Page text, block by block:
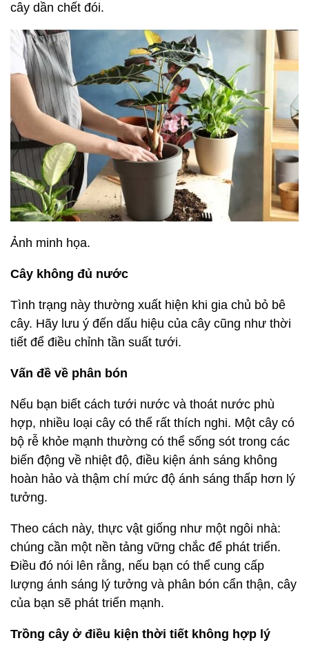
cây dần chết đói.
Ảnh minh họa.
Cây không đủ nước
Tình trạng này thường xuất hiện khi gia chủ bỏ bê
cây. Hãy lưu ý đến dấu hiệu của cây cũng như thời
tiết để điều chỉnh tần suất tưới.
Vấn đề về phân bón
Nếu bạn biết cách tưới nước và thoát nước phù
hợp, nhiều loại cây có thể rất thích nghi. Một cây có
bộ rễ khỏe mạnh thường có thể sống sót trong các
biến động về nhiệt độ, điều kiện ánh sáng không
hoàn hảo và thậm chí mức độ ánh sáng thấp hơn lý
tưởng.
Theo cách này, thực vật giống như một ngôi nhà:
chúng cần một nền tảng vững chắc để phát triển.
Điều đó nói lên rằng, nếu bạn có thể cung cấp
lượng ánh sáng lý tưởng và phân bón cẩn thận, cây
của bạn sẽ phát triển mạnh.
Trồng cây ở điều kiện thời tiết không hợp lý